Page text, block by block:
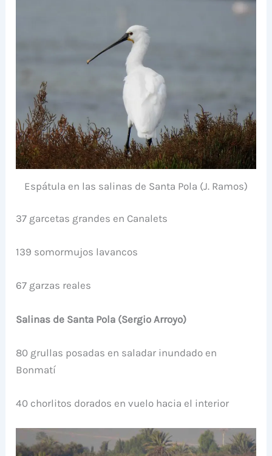
Espátula en las salinas de Santa Pola (J. Ramos)
37 garcetas grandes en Canalets
139 somormujos lavancos
67 garzas reales
Salinas de Santa Pola (Sergio Arroyo)
80 grullas posadas en saladar inundado en
Bonmatí
40 chorlitos dorados en vuelo hacia el interior